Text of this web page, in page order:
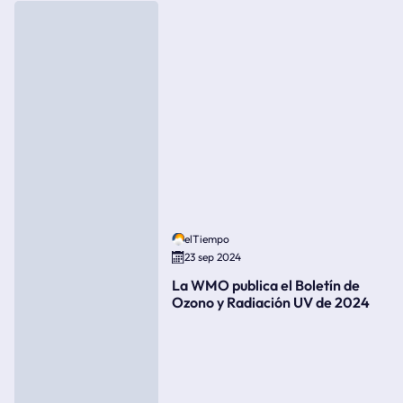
elTiempo
23 sep 2024
La WMO publica el Boletín de
Ozono y Radiación UV de 2024